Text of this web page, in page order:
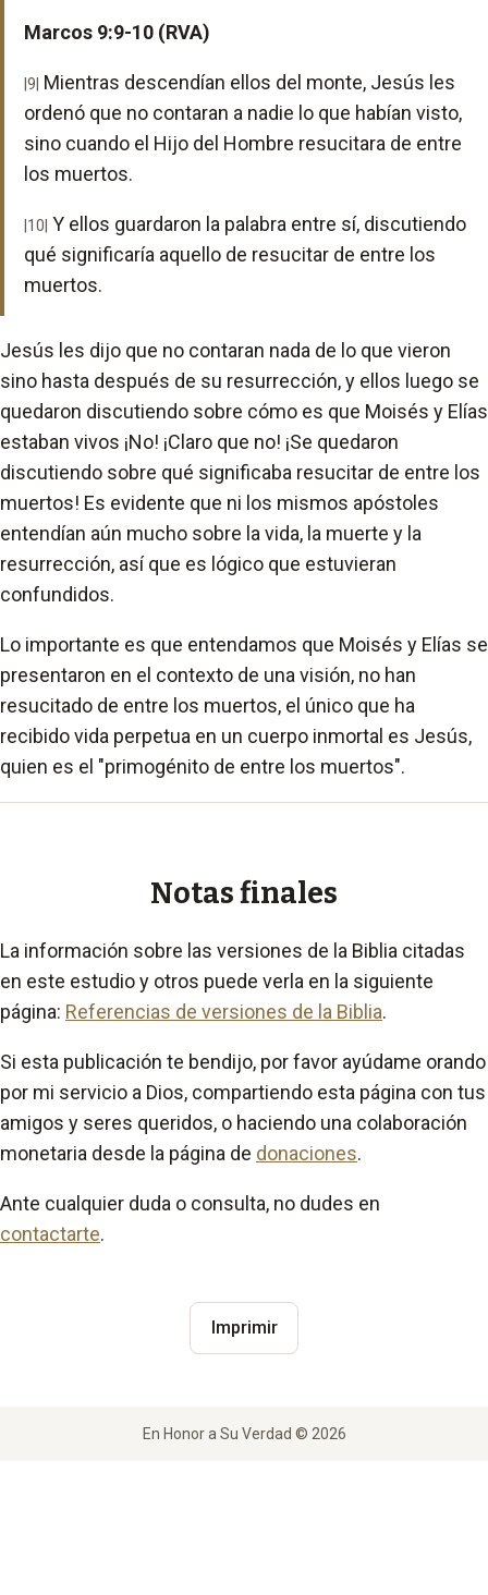
Marcos 9:9-10 (RVA)
|9| Mientras descendían ellos del monte, Jesús les
ordenó que no contaran a nadie lo que habían visto,
sino cuando el Hijo del Hombre resucitara de entre
los muertos.
|10| Y ellos guardaron la palabra entre sí, discutiendo
qué significaría aquello de resucitar de entre los
muertos.
Jesús les dijo que no contaran nada de lo que vieron
sino hasta después de su resurrección, y ellos luego se
quedaron discutiendo sobre cómo es que Moisés y Elías
estaban vivos ¡No! ¡Claro que no! ¡Se quedaron
discutiendo sobre qué significaba resucitar de entre los
muertos! Es evidente que ni los mismos apóstoles
entendían aún mucho sobre la vida, la muerte y la
resurrección, así que es lógico que estuvieran
confundidos.
Lo importante es que entendamos que Moisés y Elías se
presentaron en el contexto de una visión, no han
resucitado de entre los muertos, el único que ha
recibido vida perpetua en un cuerpo inmortal es Jesús,
quien es el "primogénito de entre los muertos".
Notas finales
La información sobre las versiones de la Biblia citadas
en este estudio y otros puede verla en la siguiente
página: Referencias de versiones de la Biblia.
Si esta publicación te bendijo, por favor ayúdame orando
por mi servicio a Dios, compartiendo esta página con tus
amigos y seres queridos, o haciendo una colaboración
monetaria desde la página de donaciones.
Ante cualquier duda o consulta, no dudes en
contactarte.
Imprimir
En Honor a Su Verdad © 2026